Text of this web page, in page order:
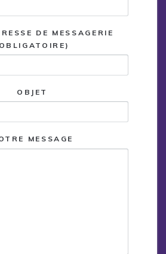
DE MESSAGERIE
OBJET
MESSAGE